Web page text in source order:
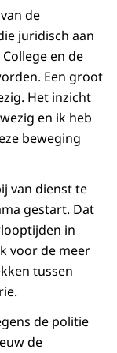
de
juridisch aan
en de
Een groot
Het inzicht
en ik heb
beweging
van dienst te
gestart. Dat
in
voor de meer
tussen
de politie
de